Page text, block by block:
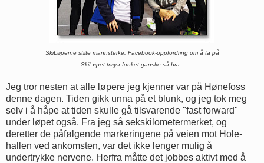
SkiLøperne stilte mannsterke. Facebook-oppfordring om å ta på
SkiLøpet-trøya funket ganske så bra.
Jeg tror nesten at alle løpere jeg kjenner var på Hønefoss
denne dagen. Tiden gikk unna på et blunk, og jeg tok meg
selv i å håpe at tiden skulle gå tilsvarende "fast forward"
under løpet også. Fra jeg så sekskilometermerket, og
deretter de påfølgende markeringene på veien mot Hole-
hallen ved ankomsten, var det ikke lenger mulig å
undertrykke nervene. Herfra måtte det jobbes aktivt med å